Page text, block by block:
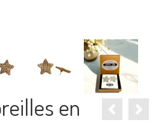
en